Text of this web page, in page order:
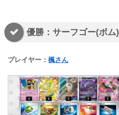
優勝：サーフゴー(ボム)
プレイヤー： 楓さん